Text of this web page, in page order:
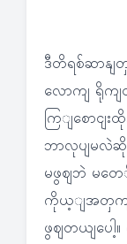
ဒီတိရစ်ဆာနျ
လောကျ ရိုကျ
ကြျစောငျ
ဘာလုပျမလဲဆို
မဖွဈဘဲ မတေ်
ကိုယ့ျအတှကျ
ဖွဈတယျပေ